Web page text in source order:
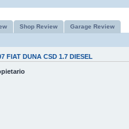
Shop Review Garage Review
FIAT DUNA CSD 1.7 DIESEL